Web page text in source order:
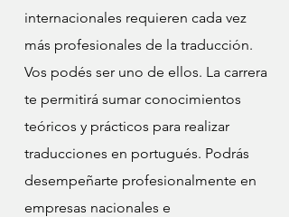
internacionales requieren cada vez
más profesionales de la traducción.
Vos podés ser uno de ellos. La carrera
te permitirá sumar conocimientos
teóricos y prácticos para realizar
traducciones en portugués. Podrás
desempeñarte profesionalmente en
empresas nacionales e